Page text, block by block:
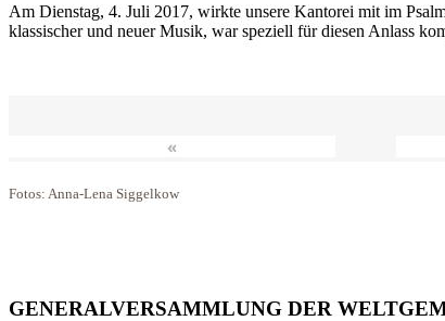
Am Dienstag, 4. Juli 2017, wirkte unsere Kantorei mit im
klassischer und neuer Musik, war speziell für diesen Anlass
«
Fotos: Anna-Lena Siggelkow
GENERALVERSAMMLUNG DER